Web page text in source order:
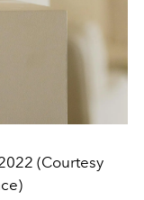
(Courtesy